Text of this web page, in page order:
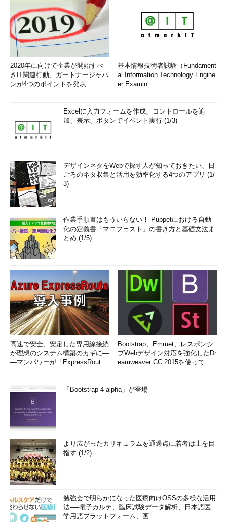
2020年に向けて企業が開始すべ
きIT関連行動、ガートナージャパ
ンが4つのポイントを発表
基本情報技術者試験（Fundament
al Information Technology Engine
er Examin...
Excelに入力フォームを作成、コントロールを追
加、表示、ボタンでイベント実行 (1/3)
デザインネタをWebで探す人が知っておきたい、日
ごろのネタ収集と活用を効率化する4つのアプリ (1/
3)
作業手順書はもういらない！ Puppetにおける自動
化の定義書「マニフェスト」の書き方と基礎文法ま
とめ (1/5)
高速で安全、安定した専用線接続
が理想のシステム構築のカギに―
―マンパワーが「ExpressRout
Bootstrap、Emmet、レスポンシ
ブWebデザイン対応を強化したDr
eamweaver CC 2015を使って
「Bootstrap 4 alpha」が登場
より広がったカリキュラムを通過点に若者は上を目
指す (1/2)
勉強会で明らかになった医療向けOSSの多様な活用
法──電子カルテ、臨床試験データ解析、日本語医
学用語プラットフォーム、画...